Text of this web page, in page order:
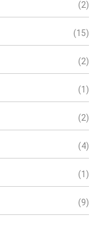
(2)
(15)
(2)
(1)
(2)
(4)
(1)
(9)